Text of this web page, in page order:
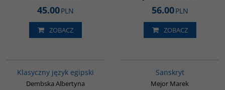
45.00PLN
ZOBACZ
56.00PLN
ZOBACZ
Klasyczny język egipski
Dembska Albertyna
Sanskryt
Mejor Marek